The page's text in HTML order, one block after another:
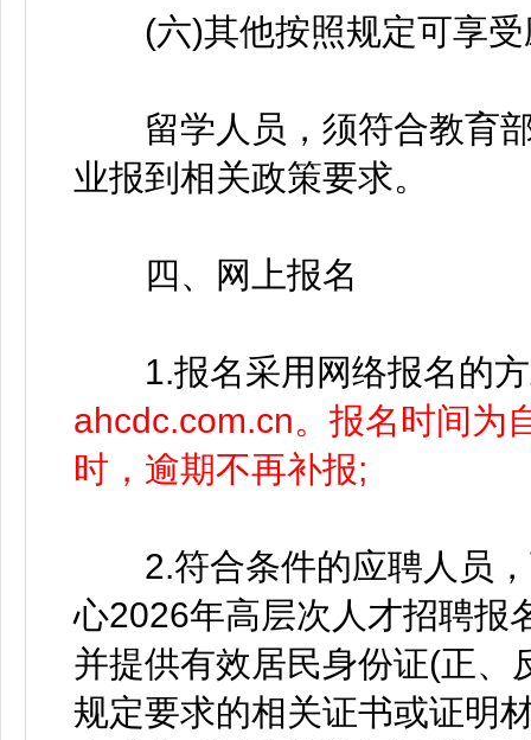
(六)其他按照规定可享受
留学人员，须符合教育部
业报到相关政策要求。
四、网上报名
1.报名采用网络报名的方
ahcdc.com.cn。报名时间为
时，逾期不再补报;
2.符合条件的应聘人员，
心2026年高层次人才招聘报
并提供有效居民身份证(正、
规定要求的相关证书或证明